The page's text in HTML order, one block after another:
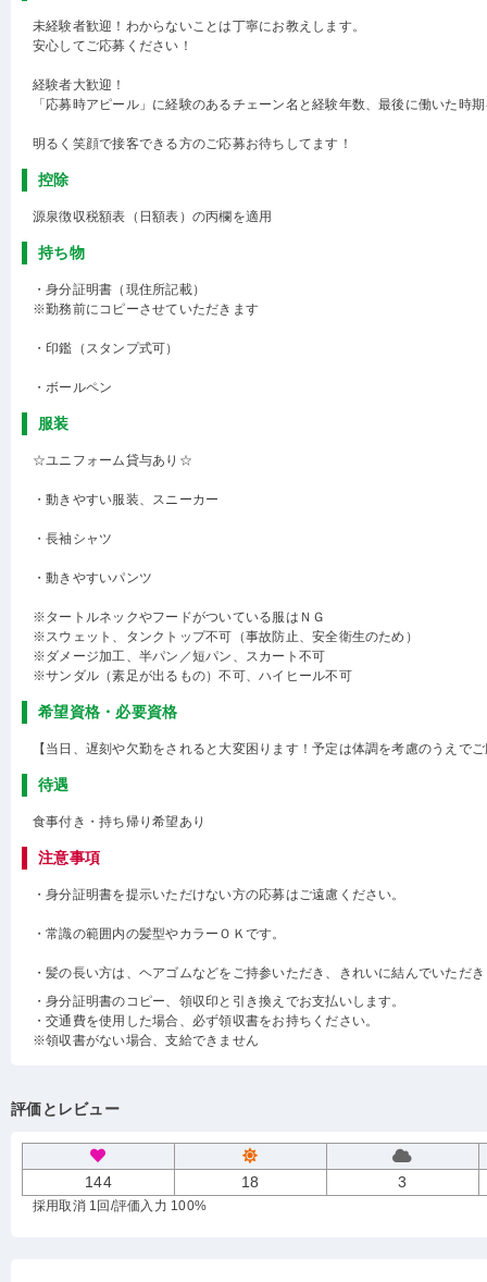
未経験者歓迎！わからないことは丁寧にお教えします。
安心してご応募ください！
経験者大歓迎！
「応募時アピール」に経験のあるチェーン名と経験年数、最後に働いた時
明るく笑顔で接客できる方のご応募お待ちしてます！
控除
源泉徴収税額表（日額表）の丙欄を適用
持ち物
・身分証明書（現住所記載）
※勤務前にコピーさせていただきます
・印鑑（スタンプ式可）
・ボールペン
服装
☆ユニフォーム貸与あり☆
・動きやすい服装、スニーカー
・長袖シャツ
・動きやすいパンツ
※タートルネックやフードがついている服はＮＧ
※スウェット、タンクトップ不可（事故防止、安全衛生のため）
※ダメージ加工、半パン／短パン、スカート不可
※サンダル（素足が出るもの）不可、ハイヒール不可
希望資格・必要資格
【当日、遅刻や欠勤をされると大変困ります！予定は体調を考慮のうえで
待遇
食事付き・持ち帰り希望あり
注意事項
・身分証明書を提示いただけない方の応募はご遠慮ください。
・常識の範囲内の髪型やカラーＯＫです。
・髪の長い方は、ヘアゴムなどをご持参いただき、きれいに結んでいただ
・身分証明書のコピー、領収印と引き換えでお支払いします。
・交通費を使用した場合、必ず領収書をお持ちください。
※領収書がない場合、支給できません
評価とレビュー
144 18 3
採用取消 1回 /評価入力 100%